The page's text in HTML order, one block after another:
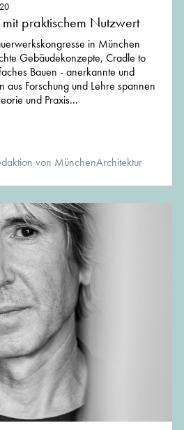
praktischem Nutzwert
in München
Gebäudekonzepte, Cradle to
Bauen - anerkannte und
aus Forschung und Lehre spannen
und Praxis...
von MünchenArchitektur